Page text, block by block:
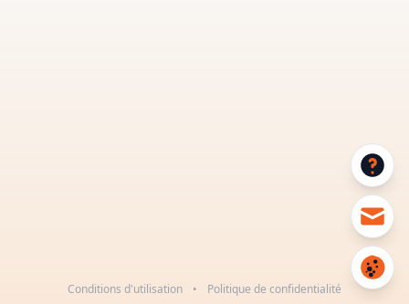
Conditions d'utilisation • Politique de confidentialité